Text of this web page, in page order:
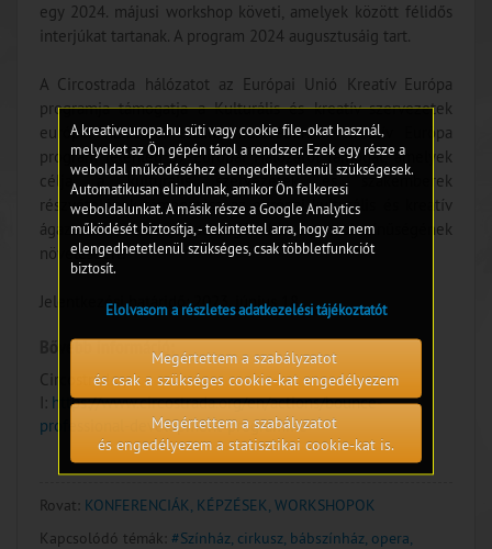
egy 2024. májusi workshop követi, amelyek között félidős
interjúkat tartanak. A program 2024 augusztusáig tart.
A Circostrada hálózatot az Európai Unió Kreatív Európa
programja támogatja a Kulturális és kreatív szervezetek
európai hálózatai terület keretében. A Kreatív Európa
program jelenleg 37 Európai Hálózatot támogat, amelyek
célja a kulturális szervezetek és szakemberek
részvételének támogatása az európai kulturális és kreatív
ágazatok versenyképességének és sokszínűségének
növeléséért.
Jelentkezési határidő: 2023. június 18.
Bővebb információ:
Circostrada ;
I: https://www.circostrada.org/en/actions/bounce-
professional-development-programme
Rovat: KONFERENCIÁK, KÉPZÉSEK, WORKSHOPOK
Kapcsolódó témák: #Színház, cirkusz, bábszínház, opera,
A kreativeuropa.hu süti vagy cookie file-okat használ,
melyeket az Ön gépén tárol a rendszer. Ezek egy része a
weboldal működéséhez elengedhetetlenül szükségesek.
Automatikusan elindulnak, amikor Ön felkeresi
weboldalunkat. A másik része a Google Analytics
működését biztosítja, - tekintettel arra, hogy az nem
elengedhetetlenül szükséges, csak többletfunkciót
biztosít.
Elolvasom a részletes adatkezelési tájékoztatót
Megértettem a szabályzatot
és csak a szükséges cookie-kat engedélyezem
Megértettem a szabályzatot
és engedélyezem a statisztikai cookie-kat is.